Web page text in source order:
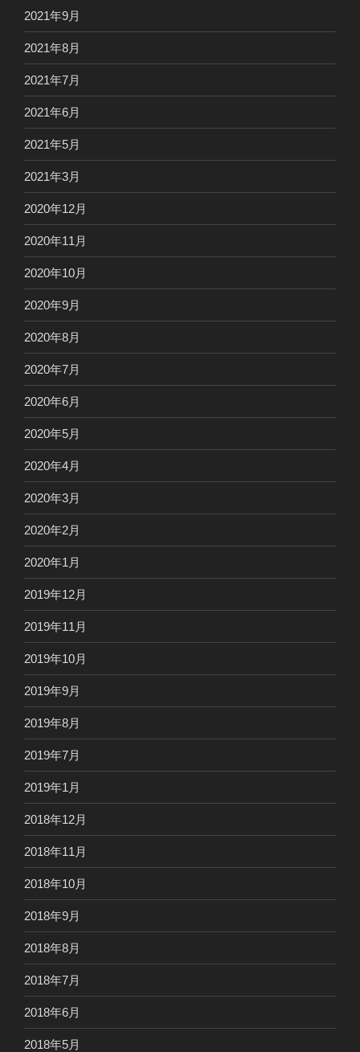
2021年9月
2021年8月
2021年7月
2021年6月
2021年5月
2021年3月
2020年12月
2020年11月
2020年10月
2020年9月
2020年8月
2020年7月
2020年6月
2020年5月
2020年4月
2020年3月
2020年2月
2020年1月
2019年12月
2019年11月
2019年10月
2019年9月
2019年8月
2019年7月
2019年1月
2018年12月
2018年11月
2018年10月
2018年9月
2018年8月
2018年7月
2018年6月
2018年5月